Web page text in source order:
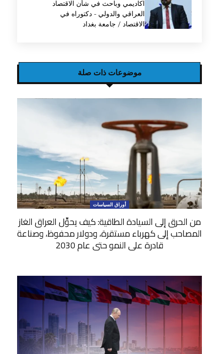
اكاديمي وباحث في شأن الاقتصاد
العراقي والدولي - دكتوراه في
الاقتصاد / جامعة بغداد
موضوعات ذات صلة
أوراق السياسات
من الحرق إلى السيادة الطاقية: كيف يحوِّل العراق الغاز
المصاحب إلى كهرباء مستقرة، ودولار محفوظ، وصناعة
قادرة على النمو حتى عام 2030